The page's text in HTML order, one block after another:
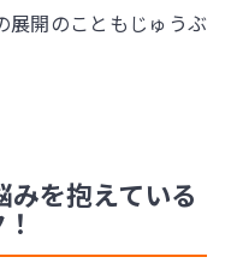
展開のこともじゅうぶ
を抱えている